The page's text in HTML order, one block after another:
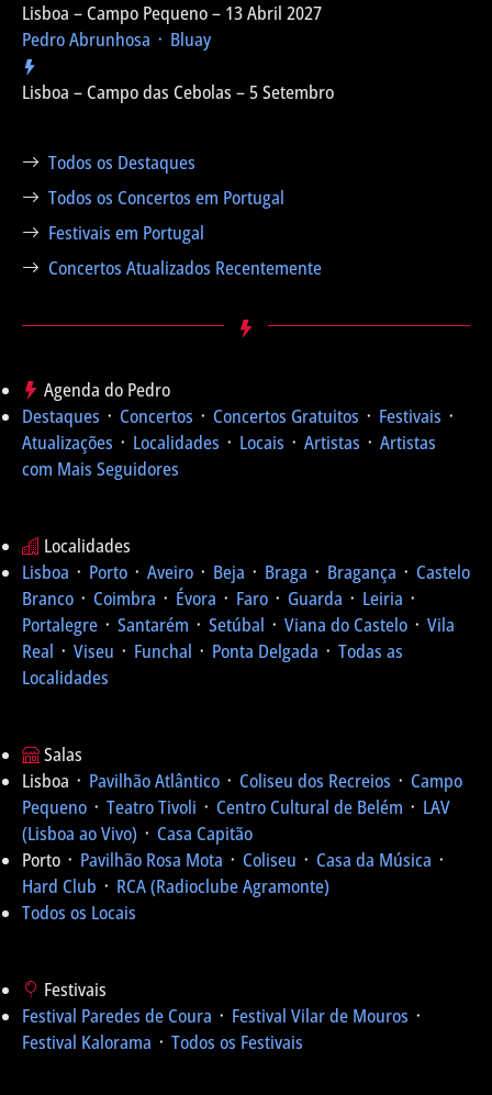
Lisboa – Campo Pequeno – 13 Abril 2027
Pedro Abrunhosa ᛫ Bluay
Lisboa – Campo das Cebolas – 5 Setembro
Todos os Destaques
Todos os Concertos em Portugal
Festivais em Portugal
Concertos Atualizados Recentemente
Agenda do Pedro
Destaques ᛫ Concertos ᛫ Concertos Gratuitos ᛫ Festivais ᛫
Atualizações ᛫ Localidades ᛫ Locais ᛫ Artistas ᛫ Artistas
com Mais Seguidores
Localidades
Lisboa ᛫ Porto ᛫ Aveiro ᛫ Beja ᛫ Braga ᛫ Bragança ᛫ Castelo
Branco ᛫ Coimbra ᛫ Évora ᛫ Faro ᛫ Guarda ᛫ Leiria ᛫
Portalegre ᛫ Santarém ᛫ Setúbal ᛫ Viana do Castelo ᛫ Vila
Real ᛫ Viseu ᛫ Funchal ᛫ Ponta Delgada ᛫ Todas as
Localidades
Salas
Lisboa ᛫ Pavilhão Atlântico ᛫ Coliseu dos Recreios ᛫ Campo
Pequeno ᛫ Teatro Tivoli ᛫ Centro Cultural de Belém ᛫ LAV
(Lisboa ao Vivo) ᛫ Casa Capitão
Porto ᛫ Pavilhão Rosa Mota ᛫ Coliseu ᛫ Casa da Música ᛫
Hard Club ᛫ RCA (Radioclube Agramonte)
Todos os Locais
Festivais
Festival Paredes de Coura ᛫ Festival Vilar de Mouros ᛫
Festival Kalorama ᛫ Todos os Festivais